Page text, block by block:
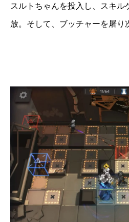
スルトちゃんを投入し、スキル
放。そして、ブッチャーを屠り